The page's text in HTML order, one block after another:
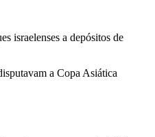
israelenses a depósitos de
a Copa Asiática